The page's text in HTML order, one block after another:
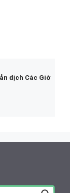
dịch Các Giờ